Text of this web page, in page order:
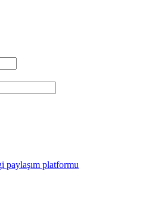
paylaşım platformu